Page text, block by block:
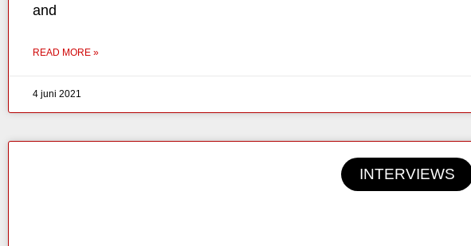
and
READ MORE »
4 juni 2021
INTERVIEWS